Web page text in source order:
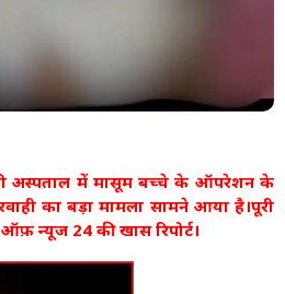
अस्पताल में मासूम बच्चे के ऑपरेशन के
का बड़ा मामला सामने आया है।पूरी
न्यूज 24 की खास रिपोर्ट।